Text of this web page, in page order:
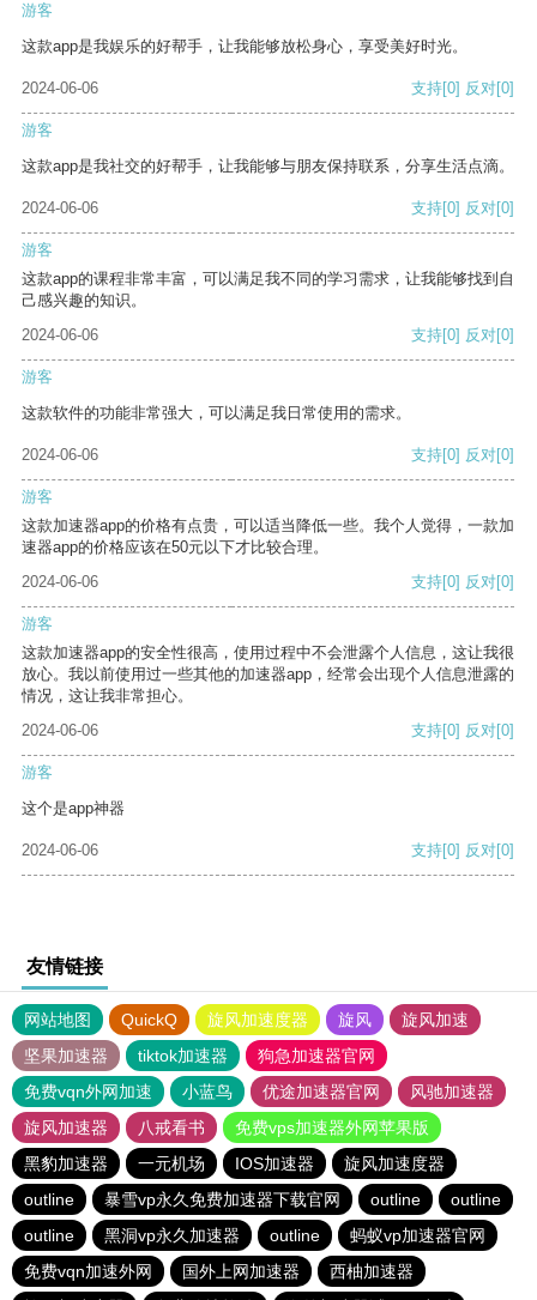
游客
这款app是我娱乐的好帮手，让我能够放松身心，享受美好时光。
2024-06-06 支持[0] 反对[0]
游客
这款app是我社交的好帮手，让我能够与朋友保持联系，分享生活点滴。
2024-06-06 支持[0] 反对[0]
游客
这款app的课程非常丰富，可以满足我不同的学习需求，让我能够找到自
己感兴趣的知识。
2024-06-06
支持[0] 反对[0]
游客
这款软件的功能非常强大，可以满足我日常使用的需求。
2024-06-06 支持[0] 反对[0]
游客
这款加速器app的价格有点贵，可以适当降低一些。我个人觉得，一款加
速器app的价格应该在50元以下才比较合理。
2024-06-06
支持[0] 反对[0]
游客
这款加速器app的安全性很高，使用过程中不会泄露个人信息，这让我很
放心。我以前使用过一些其他的加速器app，经常会出现个人信息泄露的
情况，这让我非常担心。
2024-06-06
支持[0] 反对[0]
游客
这个是app神器
2024-06-06 支持[0] 反对[0]
友情链接
网站地图 QuickQ 旋风加速度器 旋风
旋风加速
坚果加速器
tiktok加速器
狗急加速器官网
免费vqn外网加速
小蓝鸟 优途加速器官网
风驰加速器
旋风加速器
八戒看书
免费vps加速器外网苹果版
黑豹加速器
一元机场 IOS加速器
旋风加速度器
outline
暴雪vp永久免费加速器下载官网 outline
outline
outline
黑洞vp永久加速器 outline
蚂蚁vp加速器官网
免费vqn加速外网
国外上网加速器
西柚加速器